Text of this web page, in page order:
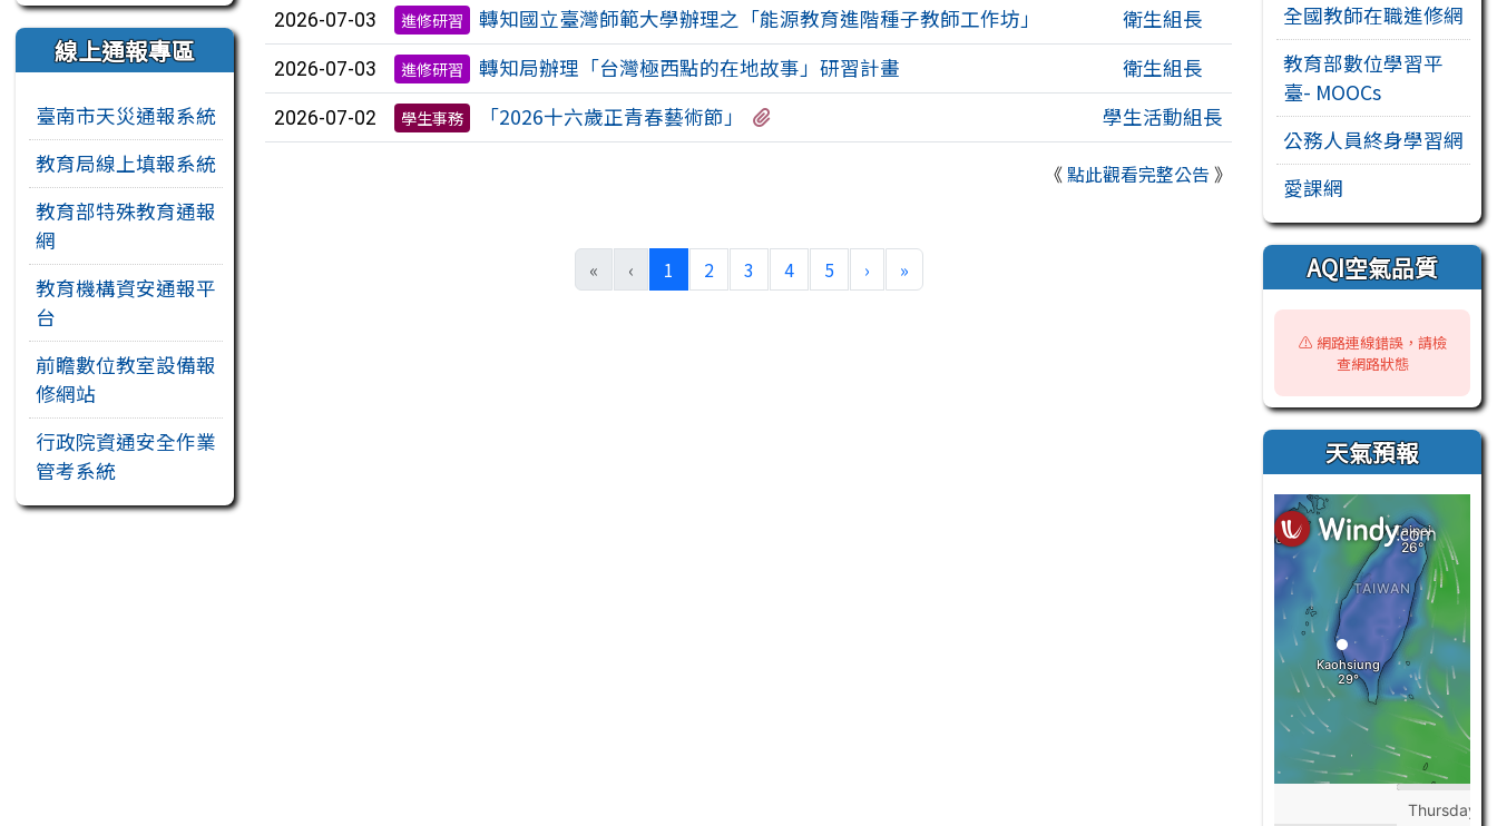
線上通報專區
臺南市天災通報系統
教育局線上填報系統
教育部特殊教育通報
網
教育機構資安通報平
台
前瞻數位教室設備報
修網站
行政院資通安全作業
管考系統
2026-07-03 進修研習 轉知國立臺灣師範大學辦理之「能源教育進階種子教師工作坊」 衛生組長
2026-07-03 進修研習 轉知局辦理「台灣極西點的在地故事」研習計畫 衛生組長
2026-07-02 學生事務 「2026十六歲正青春藝術節」 學生活動組長
《點此觀看完整公告 》
« ‹ 1 (目前頁次)
2 3 4 5 ›下一頁
»最後頁
全國教師在職進修網
教育部數位學習平
臺- MOOCs
公務人員終身學習網
愛課網
AQI空氣品質
⚠️ 網路連線錯誤，請檢
查網路狀態
天氣預報